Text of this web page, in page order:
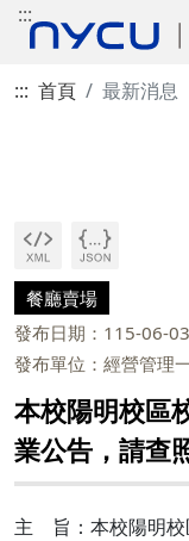
:::
::: 首頁 最新消息
餐廳賣場
發布日期：115-06-03
發布單位：經營管理
本校陽明校區
業公告，請查
主 旨：本校陽明校